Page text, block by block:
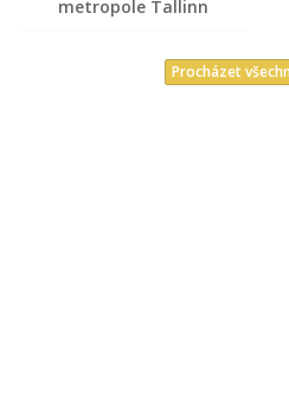
metropole Tallinn
Procházet